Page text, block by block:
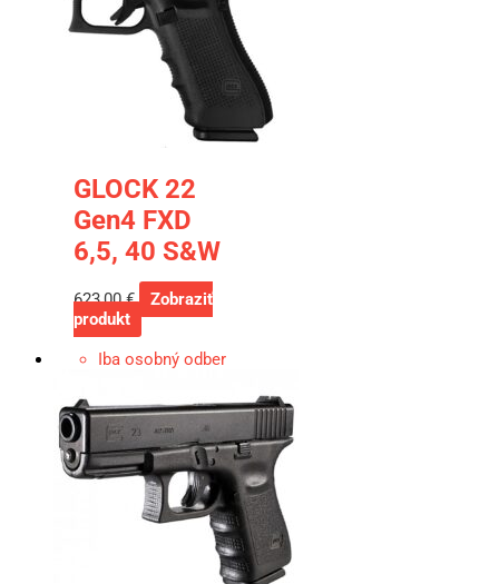
GLOCK 22
Gen4 FXD
6,5, 40 S&W
623,00€
Zobraziť
produkt
Iba osobný odber